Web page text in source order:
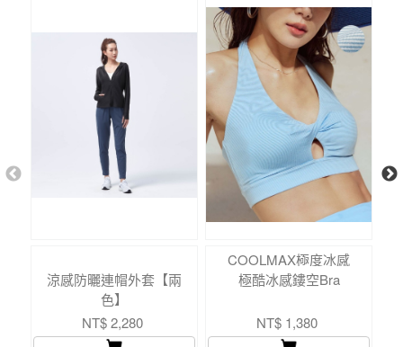
涼感防曬連帽外套【兩
色】
NT$ 2,280
COOLMAX極度冰感
極酷冰感鏤空Bra
NT$ 1,380